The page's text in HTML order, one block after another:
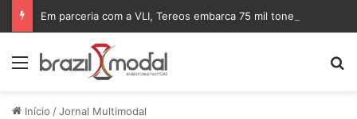
Menu
Início /Jornal Multimodal